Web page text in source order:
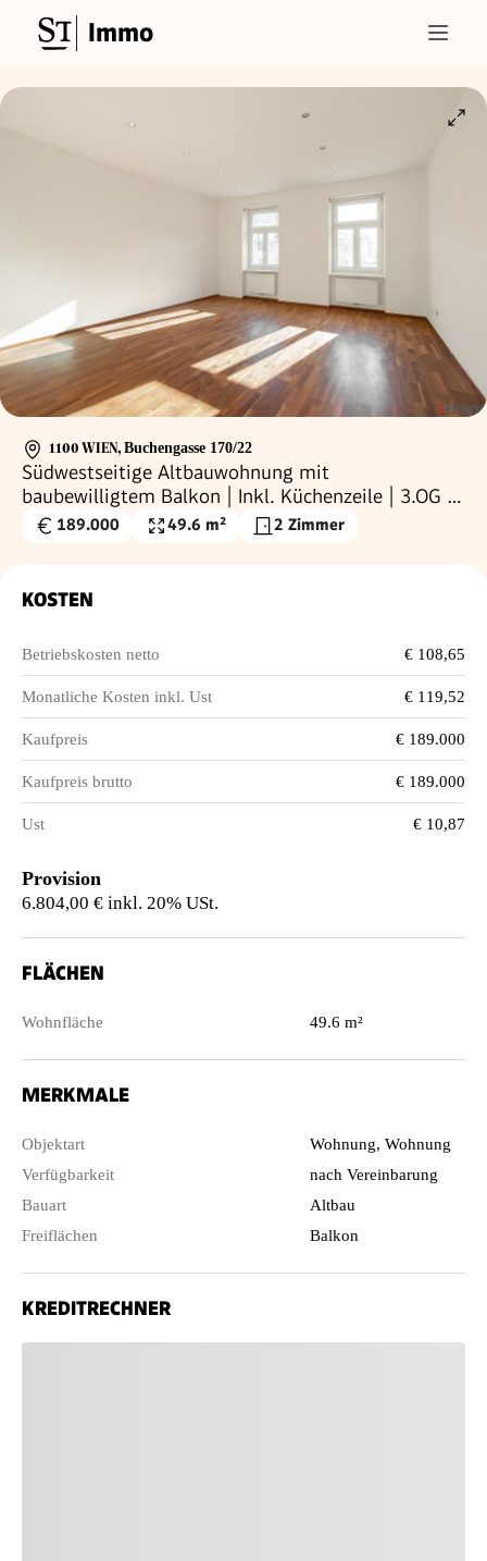
Immo
1100 WIEN, Buchengasse 170/22
Südwestseitige Altbauwohnung mit
baubewilligtem Balkon | Inkl. Küchenzeile | 3.OG |
Nähe Matzleinsdorfer Platz (S-Bahn-Station und
Kaufpreis
189.000
Wohnfläche
49.6 m² 2 Zimmer
KOSTEN
Betriebskosten netto € 108,65
Monatliche Kosten inkl. Ust € 119,52
Kaufpreis € 189.000
Kaufpreis brutto € 189.000
Ust € 10,87
Provision
6.804,00 € inkl. 20% USt.
FLÄCHEN
Wohnfläche 49.6 m²
MERKMALE
Objektart
Wohnung, Wohnung
Verfügbarkeit
nach Vereinbarung
Bauart
Altbau
Freiflächen
Balkon
KREDITRECHNER